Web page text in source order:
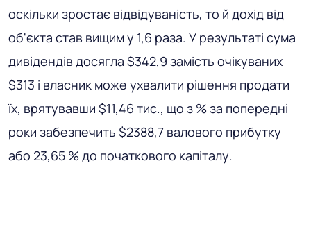
оскільки зростає відвідуваність, то й дохід від
об'єкта став вищим у 1,6 раза. У результаті сума
дивідендів досягла $342,9 замість очікуваних
$313 і власник може ухвалити рішення продати
їх, врятувавши $11,46 тис., що з % за попередні
роки забезпечить $2388,7 валового прибутку
або 23,65 % до початкового капіталу.